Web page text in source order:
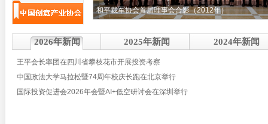
和平裁军协会首届理事会合影（2012年）
2026年新闻 2025年新闻 2024年新闻
王平会长率团在四川省攀枝花市开展投资考察
中国政法大学马拉松暨74周年校庆长跑在北京举行
国际投资促进会2026年会暨AI+低空研讨会在深圳举行